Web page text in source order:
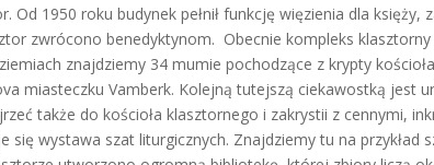
Od 1950 roku budynek pełnił funkcję więzienia dla
zwrócono benedyktynom. Obecnie kompleks
znajdziemy 34 mumie pochodzące z krypty
miasteczku Vamberk. Kolejną tutejszą ciekawostką jest
także do kościoła klasztornego i zakrystii z cennymi,
się wystawa szat liturgicznych. Znajdziemy tu na przykład